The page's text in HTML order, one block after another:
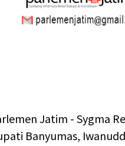
Jatim - Sygma
Banyumas,